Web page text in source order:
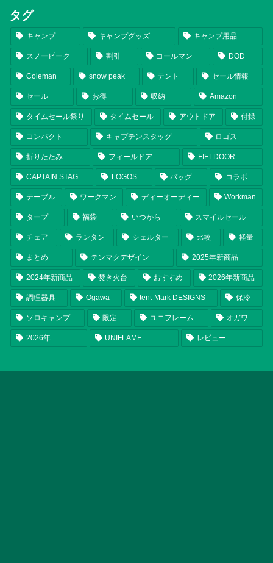
タグ
キャンプ キャンプグッズ キャンプ用品
スノーピーク 割引 コールマン DOD
Coleman snow peak テント セール情報
セール お得 収納 Amazon
タイムセール祭り タイムセール アウトドア 付録
コンパクト キャプテンスタッグ ロゴス
折りたたみ フィールドア FIELDOOR
CAPTAIN STAG LOGOS バッグ コラボ
テーブル ワークマン ディーオーディー Workman
タープ 福袋 いつから スマイルセール
チェア ランタン シェルター 比較 軽量
まとめ テンマクデザイン 2025年新商品
2024年新商品 焚き火台 おすすめ 2026年新商品
調理器具 Ogawa tent-Mark DESIGNS 保冷
ソロキャンプ 限定 ユニフレーム オガワ
2026年 UNIFLAME レビュー